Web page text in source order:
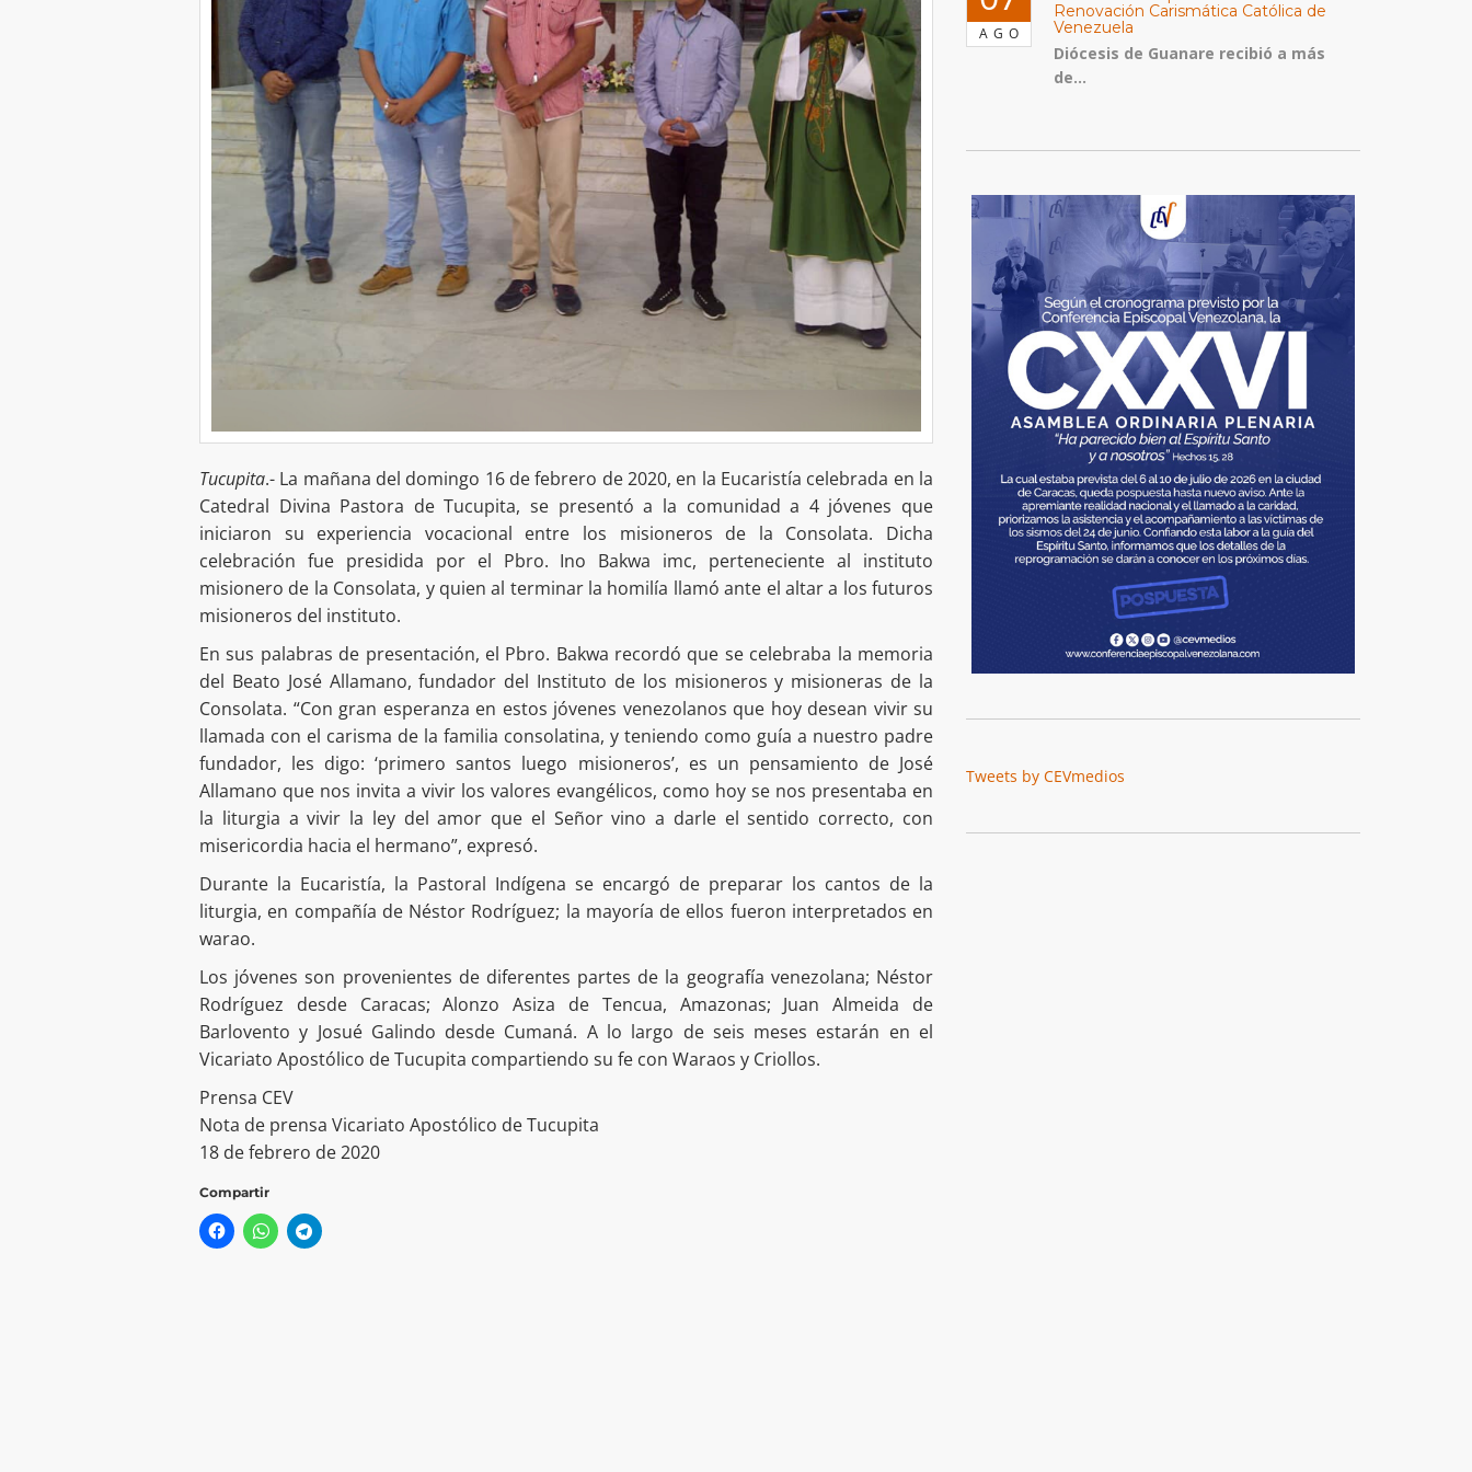
Tucupita.- La mañana del domingo 16 de febrero de 2020, en la Eucaristía celebrada en la
Catedral Divina Pastora de Tucupita, se presentó a la comunidad a 4 jóvenes que
iniciaron su experiencia vocacional entre los misioneros de la Consolata. Dicha
celebración fue presidida por el Pbro. Ino Bakwa imc, perteneciente al instituto
misionero de la Consolata, y quien al terminar la homilía llamó ante el altar a los futuros
misioneros del instituto.
En sus palabras de presentación, el Pbro. Bakwa recordó que se celebraba la memoria
del Beato José Allamano, fundador del Instituto de los misioneros y misioneras de la
Consolata. “Con gran esperanza en estos jóvenes venezolanos que hoy desean vivir su
llamada con el carisma de la familia consolatina, y teniendo como guía a nuestro padre
fundador, les digo: ‘primero santos luego misioneros’, es un pensamiento de José
Allamano que nos invita a vivir los valores evangélicos, como hoy se nos presentaba en
la liturgia a vivir la ley del amor que el Señor vino a darle el sentido correcto, con
misericordia hacia el hermano”, expresó.
Durante la Eucaristía, la Pastoral Indígena se encargó de preparar los cantos de la
liturgia, en compañía de Néstor Rodríguez; la mayoría de ellos fueron interpretados en
warao.
Los jóvenes son provenientes de diferentes partes de la geografía venezolana; Néstor
Rodríguez desde Caracas; Alonzo Asiza de Tencua, Amazonas; Juan Almeida de
Barlovento y Josué Galindo desde Cumaná. A lo largo de seis meses estarán en el
Vicariato Apostólico de Tucupita compartiendo su fe con Waraos y Criollos.
Prensa CEV
Nota de prensa Vicariato Apostólico de Tucupita
18 de febrero de 2020
Compartir
AGO
Renovación Carismática Católica de
Venezuela
Diócesis de Guanare recibió a más
de...
Tweets by CEVmedios